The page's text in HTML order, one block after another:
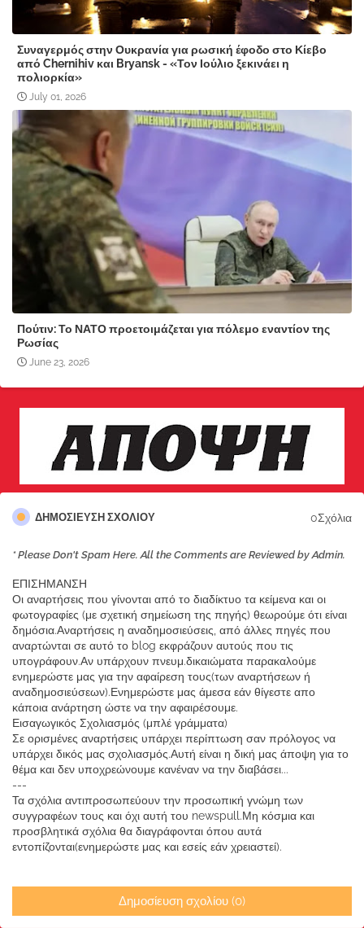
Συναγερμός στην Ουκρανία για ρωσική έφοδο στο Κίεβο
από Chernihiv και Bryansk - «Τον Ιούλιο ξεκινάει η
πολιορκία»
July 01, 2026
Πούτιν: Το ΝΑΤΟ προετοιμάζεται για πόλεμο εναντίον της
Ρωσίας
June 23, 2026
ΔΗΜΟΣΊΕΥΣΗ ΣΧΟΛΊΟΥ 0Σχόλια
* Please Don't Spam Here. All the Comments are Reviewed by Admin.
ΕΠΙΣΗΜΑΝΣΗ
Οι αναρτήσεις που γίνονται από το διαδίκτυο τα κείμενα και οι
φωτογραφίες (με σχετική σημείωση της πηγής) θεωρούμε ότι είναι
δημόσια.Αναρτήσεις η αναδημοσιεύσεις, από άλλες πηγές που
αναρτώνται σε αυτό το blog εκφράζουν αυτούς που τις
υπογράφουν.Αν υπάρχουν πνευμ.δικαιώματα παρακαλούμε
ενημερώστε μας για την αφαίρεση τους(των αναρτήσεων ή
αναδημοσιεύσεων).Ενημερώστε μας άμεσα εάν θίγεστε απο
κάποια ανάρτηση ώστε να την αφαιρέσουμε.
Εισαγωγικός Σχολιασμός (μπλέ γράμματα)
Σε ορισμένες αναρτήσεις υπάρχει περίπτωση σαν πρόλογος να
υπάρχει δικός μας σχολιασμός.Αυτή είναι η δική μας άποψη για το
θέμα και δεν υποχρεώνουμε κανέναν να την διαβάσει...
---
Τα σχόλια αντιπροσωπεύουν την προσωπική γνώμη των
συγγραφέων τους και όχι αυτή του newspull.Μη κόσμια και
προσβλητικά σχόλια θα διαγράφονται όπου αυτά
εντοπίζονται(ενημερώστε μας και εσείς εάν χρειαστεί).
Δημοσίευση σχολίου (0)